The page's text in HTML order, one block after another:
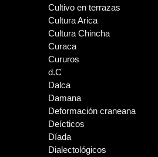
Cultivo en terrazas
Cultura Arica
Cultura Chincha
Curaca
Cururos
d.C
Dalca
Damana
Deformación craneana
Deícticos
Díada
Dialectológicos